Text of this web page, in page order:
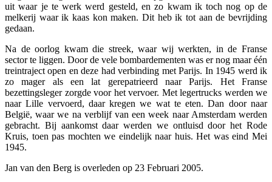
uit waar je te werk werd gesteld, en zo kwam ik toch nog op de
melkerij waar ik kaas kon maken. Dit heb ik tot aan de bevrijding
gedaan.
Na de oorlog kwam die streek, waar wij werkten, in de Franse
sector te liggen. Door de vele bombardementen was er nog maar één
treintraject open en deze had verbinding met Parijs. In 1945 werd ik
zo mager als een lat gerepatrieerd naar Parijs. Het Franse
bezettingsleger zorgde voor het vervoer. Met legertrucks werden we
naar Lille vervoerd, daar kregen we wat te eten. Dan door naar
België, waar we na verblijf van een week naar Amsterdam werden
gebracht. Bij aankomst daar werden we ontluisd door het Rode
Kruis, toen pas mochten we eindelijk naar huis. Het was eind Mei
1945.
Jan van den Berg is overleden op 23 Februari 2005.